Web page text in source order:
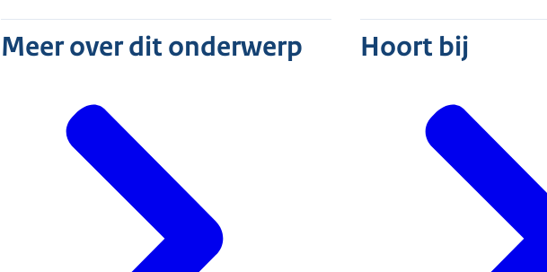
Meer over dit onderwerp Hoort bij